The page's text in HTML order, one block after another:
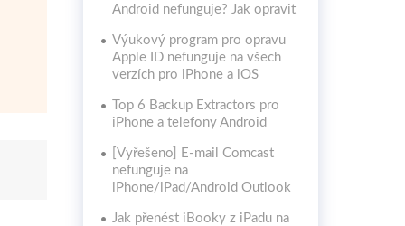
Android nefunguje? Jak opravit
Výukový program pro opravu
Apple ID nefunguje na všech
verzích pro iPhone a iOS
Top 6 Backup Extractors pro
iPhone a telefony Android
[Vyřešeno] E-mail Comcast
nefunguje na
iPhone/iPad/Android Outlook
Jak přenést iBooky z iPadu na